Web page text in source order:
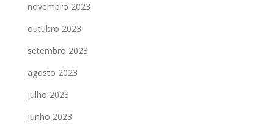
novembro 2023
outubro 2023
setembro 2023
agosto 2023
julho 2023
junho 2023